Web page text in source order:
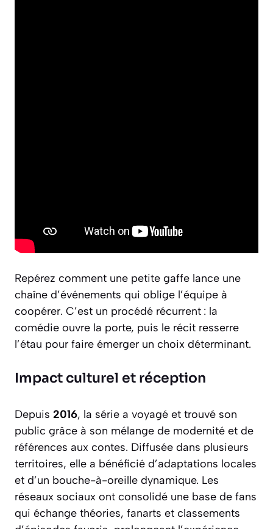
Repérez comment une petite gaffe lance une
chaîne d’événements qui oblige l’équipe à
coopérer. C’est un procédé récurrent : la
comédie ouvre la porte, puis le récit resserre
l’étau pour faire émerger un choix déterminant.
Impact culturel et réception
Depuis 2016, la série a voyagé et trouvé son
public grâce à son mélange de modernité et de
références aux contes. Diffusée dans plusieurs
territoires, elle a bénéficié d’adaptations locales
et d’un bouche-à-oreille dynamique. Les
réseaux sociaux ont consolidé une base de fans
qui échange théories, fanarts et classements